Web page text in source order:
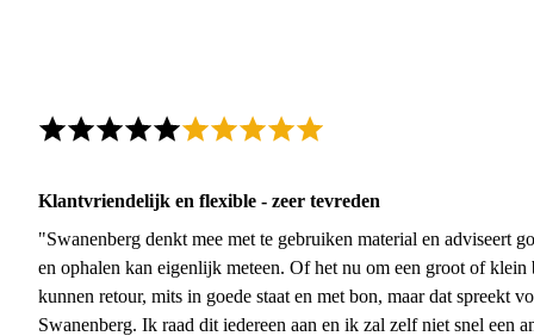
Klantvriendelijk en flexible - zeer tevreden
"Swanenberg denkt mee met te gebruiken material en adviseert
en ophalen kan eigenlijk meteen. Of het nu om een groot of
kunnen retour, mits in goede staat en met bon, maar dat spreekt
Swanenberg. Ik raad dit iedereen aan en ik zal zelf niet snel een